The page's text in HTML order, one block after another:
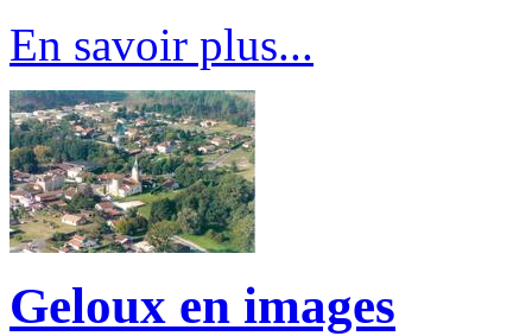
En savoir plus...
Geloux en images